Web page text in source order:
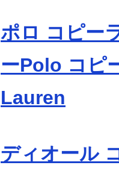
ポロ コピー
ーPolo コピ
Lauren
ディオール